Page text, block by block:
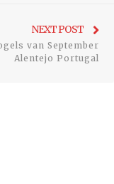
NEXT POST
van September
Alentejo Portugal